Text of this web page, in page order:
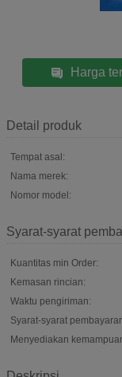
Harga
Detail produk
Tempat asal:
Nama merek:
Nomor model:
Syarat-syarat
Kuantitas min Order:
Kemasan rincian:
Waktu pengiriman:
Syarat-syarat
Menyediakan